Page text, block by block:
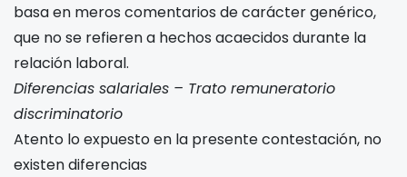
basa en meros comentarios de carácter genérico,
que no se refieren a hechos acaecidos durante la
relación laboral.
Diferencias salariales – Trato remuneratorio
discriminatorio
Atento lo expuesto en la presente contestación, no
existen diferencias